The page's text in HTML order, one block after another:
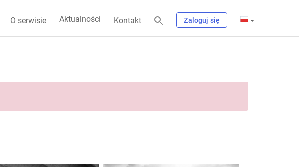
O serwisie Aktualności Kontakt Zaloguj się